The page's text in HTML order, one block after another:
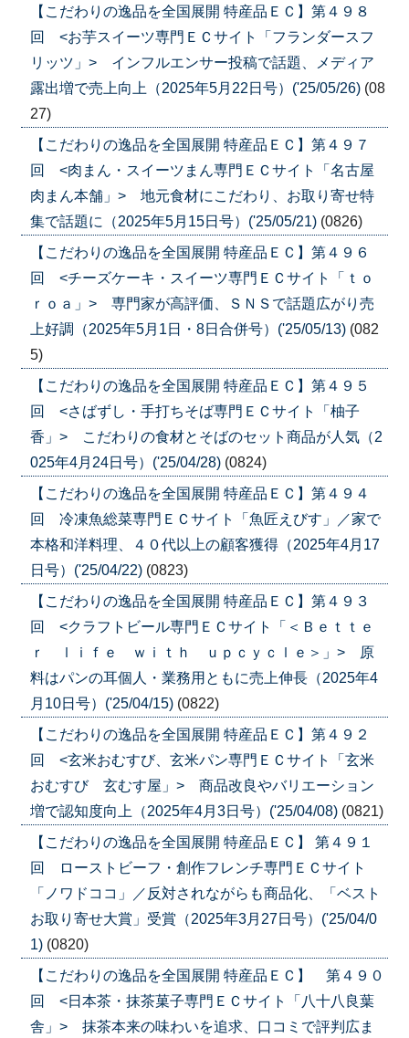
【こだわりの逸品を全国展開 特産品ＥＣ】第４９８
回 <お芋スイーツ専門ＥＣサイト「フランダースフ
リッツ」> インフルエンサー投稿で話題、メディア
露出増で売上向上（2025年5月22日号）('25/05/26) (08
27)
【こだわりの逸品を全国展開 特産品ＥＣ】第４９７
回 <肉まん・スイーツまん専門ＥＣサイト「名古屋
肉まん本舗」> 地元食材にこだわり、お取り寄せ特
集で話題に（2025年5月15日号）('25/05/21) (0826)
【こだわりの逸品を全国展開 特産品ＥＣ】第４９６
回 <チーズケーキ・スイーツ専門ＥＣサイト「ｔｏ
ｒｏａ」> 専門家が高評価、ＳＮＳで話題広がり売
上好調（2025年5月1日・8日合併号）('25/05/13) (082
5)
【こだわりの逸品を全国展開 特産品ＥＣ】第４９５
回 <さばずし・手打ちそば専門ＥＣサイト「柚子
香」> こだわりの食材とそばのセット商品が人気（2
025年4月24日号）('25/04/28) (0824)
【こだわりの逸品を全国展開 特産品ＥＣ】第４９４
回 冷凍魚総菜専門ＥＣサイト「魚匠えびす」／家で
本格和洋料理、４０代以上の顧客獲得（2025年4月17
日号）('25/04/22) (0823)
【こだわりの逸品を全国展開 特産品ＥＣ】第４９３
回 <クラフトビール専門ＥＣサイト「＜Ｂｅｔｔｅ
ｒ ｌｉｆｅ ｗｉｔｈ ｕｐｃｙｃｌｅ＞」> 原
料はパンの耳個人・業務用ともに売上伸長（2025年4
月10日号）('25/04/15) (0822)
【こだわりの逸品を全国展開 特産品ＥＣ】第４９２
回 <玄米おむすび、玄米パン専門ＥＣサイト「玄米
おむすび 玄むす屋」> 商品改良やバリエーション
増で認知度向上（2025年4月3日号）('25/04/08) (0821)
【こだわりの逸品を全国展開 特産品ＥＣ】 第４９１
回 ローストビーフ・創作フレンチ専門ＥＣサイト
「ノワドココ」／反対されながらも商品化、「ベスト
お取り寄せ大賞」受賞（2025年3月27日号）('25/04/0
1) (0820)
【こだわりの逸品を全国展開 特産品ＥＣ】 第４９０
回 <日本茶・抹茶菓子専門ＥＣサイト「八十八良葉
舎」> 抹茶本来の味わいを追求、口コミで評判広ま